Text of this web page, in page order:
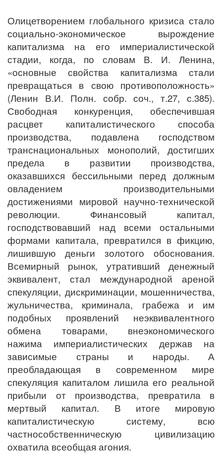
Олицетворением глобального кризиса стало
социально-экономическое вырождение
капитализма на его империалистической
стадии, когда, по словам В. И. Ленина,
«основные свойства капитализма стали
превращаться в свою противоположность»
(Ленин В.И. Полн. собр. соч., т.27, с.385).
Свободная конкуренция, обеспечившая
расцвет капиталистического способа
производства, подавлена господством
транснациональных монополий, достигших
предела в развитии производства,
оказавшихся бессильными перед должным
овладением производительными
достижениями мировой научно-технической
революции. Финансовый капитал,
господствовавший над всеми остальными
формами капитала, превратился в фикцию,
лишившую деньги золотого обоснования.
Всемирный рынок, утративший денежный
эквивалент, стал международной ареной
спекуляции, дискриминации, мошенничества,
жульничества, криминала, грабежа и им
подобных проявлений неэквивалентного
обмена товарами, внеэкономического
нажима империалистических держав на
зависимые страны и народы. А
преобладающая в современном мире
спекуляция капиталом лишила его реальной
прибыли от производства, превратила в
мертвый капитал. В итоге мировую
капиталистическую систему, всю
частнособственническую цивилизацию
охватила всеобщая агония.